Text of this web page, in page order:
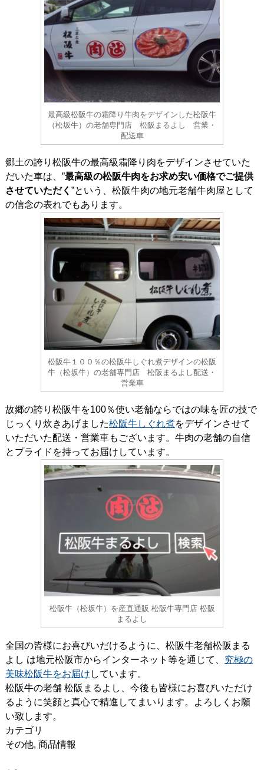
最高級松阪牛の霜降り牛肉をデザインした松阪牛
（松坂牛）の老舗専門店 松阪まるよし 営業・
配送車
郷土の誇り松阪牛の最高級霜降り肉をデザインさせていた
だいた車は、”最高級の松阪牛肉をお求め安い価格でご提供
させていただく ”という、松阪牛肉の地元老舗牛肉屋として
の信念の表れでもあります。
松阪牛１００％の松阪牛しぐれ煮デザインの松阪
牛（松坂牛）の老舗専門店 松阪まるよし配送・
営業車
故郷の誇り松阪牛を100％使い老舗ならではの味を匠の技で
じっくり炊きあげました松阪牛しぐれ煮をデザインさせて
いただいた配送・営業車もございます。牛肉の老舗の自信
とプライドを持ってお届けしています。
松阪牛（松坂牛）を産直通販 松阪牛専門店 松阪
まるよし
全国の皆様にお喜びいだけるように、松阪牛老舗松阪まる
よし は地元松阪市からインターネット等を通じて、 究極の
美味松阪牛をお届け しています。
松阪牛の老舗 松阪まるよし、今後も皆様にお喜びいただけ
るように笑顔と真心で精進してまいります。よろしくお願
い致します。
カテゴリ
その他, 商品情報